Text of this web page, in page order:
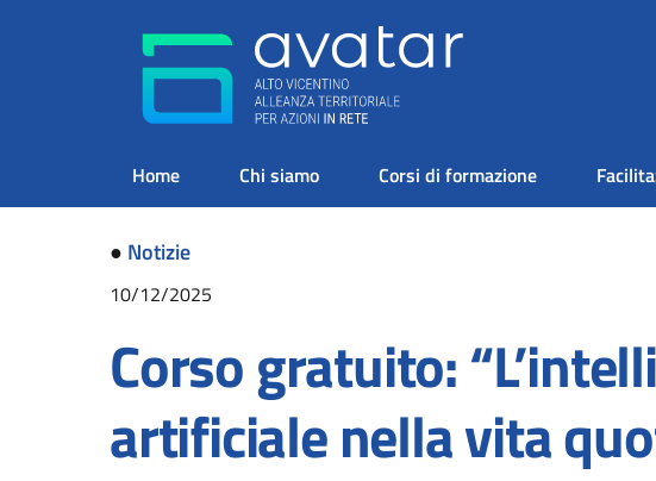
Home Chi siamo Corsi di formazione
● Notizie
10/12/2025
Corso gratuito:
artificiale nella vita